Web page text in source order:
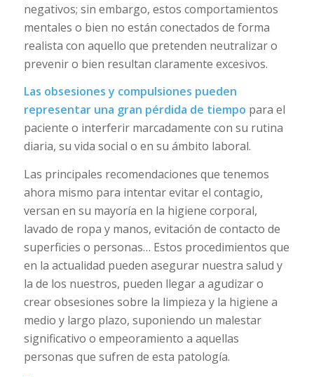
negativos; sin embargo, estos comportamientos
mentales o bien no están conectados de forma
realista con aquello que pretenden neutralizar o
prevenir o bien resultan claramente excesivos.
Las obsesiones y compulsiones pueden
representar una gran pérdida de tiempo para el
paciente o interferir marcadamente con su rutina
diaria, su vida social o en su ámbito laboral.
Las principales recomendaciones que tenemos
ahora mismo para intentar evitar el contagio,
versan en su mayoría en la higiene corporal,
lavado de ropa y manos, evitación de contacto de
superficies o personas… Estos procedimientos que
en la actualidad pueden asegurar nuestra salud y
la de los nuestros, pueden llegar a agudizar o
crear obsesiones sobre la limpieza y la higiene a
medio y largo plazo, suponiendo un malestar
significativo o empeoramiento a aquellas
personas que sufren de esta patología.